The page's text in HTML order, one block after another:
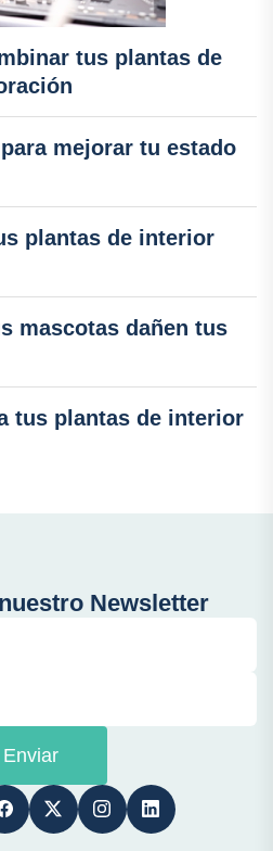
tus plantas de
mejorar tu estado
plantas de interior
mascotas dañen tus
tus plantas de interior
Newsletter
Enviar